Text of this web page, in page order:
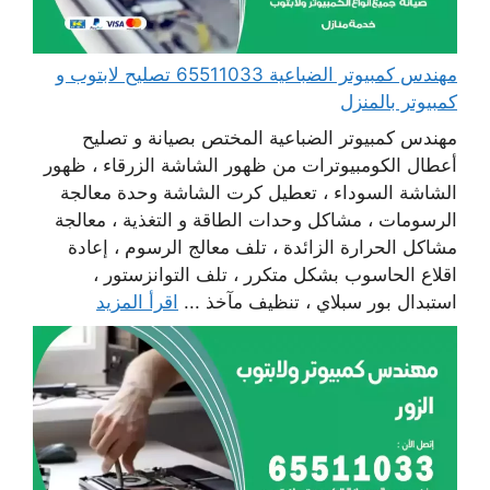
مهندس كمبيوتر الضباعية 65511033 تصليح لابتوب و
كمبيوتر بالمنزل
مهندس كمبيوتر الضباعية المختص بصيانة و تصليح
أعطال الكومبيوترات من ظهور الشاشة الزرقاء ، ظهور
الشاشة السوداء ، تعطيل كرت الشاشة وحدة معالجة
الرسومات ، مشاكل وحدات الطاقة و التغذية ، معالجة
مشاكل الحرارة الزائدة ، تلف معالج الرسوم ، إعادة
اقلاع الحاسوب بشكل متكرر ، تلف التوانزستور ،
استبدال بور سبلاي ، تنظيف مآخذ ... اقرأ المزيد